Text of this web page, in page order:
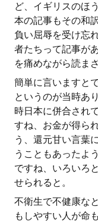
ど、イギリスのほ
本の記事もその和
負い屈辱を受け忘
者たちって記事が
を痛めながら読ま
簡単に言いますと
というのが当時あ
時日本に併合され
すね、お金が得ら
う、還元甘い言葉
うこともあったよ
ですね、いろいろ
せられると。
不衛生で不健康な
もしやすい人が命